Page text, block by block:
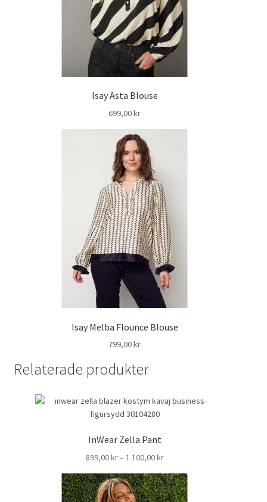
Isay Asta Blouse
699,00kr
Isay Melba Flounce Blouse
799,00kr
Relaterade produkter
InWear Zella Pant
899,00kr– 1 100,00krPrisintervall:
till
1